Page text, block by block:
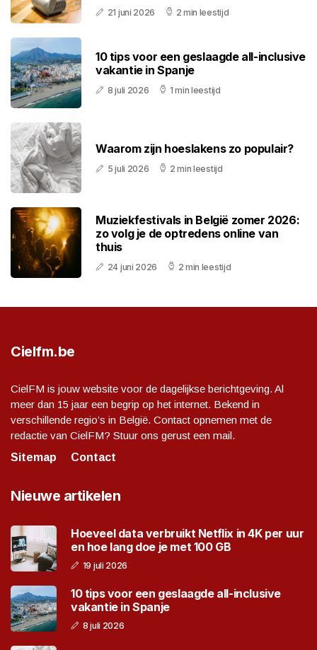
21 juni 2026 2 min leestijd
10 tips voor een geslaagde all-inclusive
vakantie in Spanje
8 juli 2026 1 min leestijd
Waarom zijn hoeslakens zo populair?
5 juli 2026 2 min leestijd
Muziekfestivals in België zomer 2026:
zo volg je de optredens online van
thuis
24 juni 2026 2 min leestijd
Cielfm.be
CielFM is jouw website voor de dagelijkse berichtgeving. Al
meer dan 15 jaar een begrip op het internet. Bekend in
verschillende regio’s in België. Contact opnemen met de
redactie van CielFM? Stuur ons gerust een mail.
Sitemap
Contact
Nieuwe artikelen
Hoeveel data verbruikt Netflix in 4K per uur
en hoe lang doe je met 100 GB
19 juli 2026
10 tips voor een geslaagde all-inclusive
vakantie in Spanje
8 juli 2026